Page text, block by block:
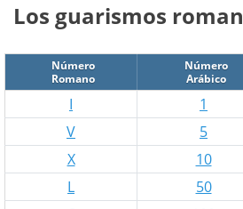
Los guarismos
Número
Romano
Número
Arábico
I
1
V
5
X
10
L
50